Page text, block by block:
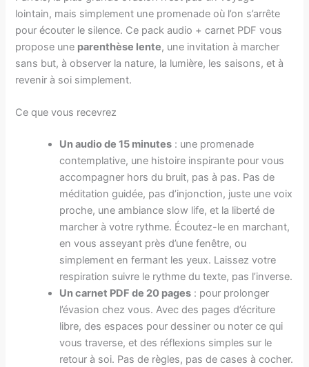
lointain, mais simplement une promenade où l’on s’arrête
pour écouter le silence. Ce pack audio + carnet PDF vous
propose une parenthèse lente, une invitation à marcher
sans but, à observer la nature, la lumière, les saisons, et à
revenir à soi simplement.
Ce que vous recevrez
Un audio de 15 minutes : une promenade
contemplative, une histoire inspirante pour vous
accompagner hors du bruit, pas à pas. Pas de
méditation guidée, pas d’injonction, juste une voix
proche, une ambiance slow life, et la liberté de
marcher à votre rythme. Écoutez-le en marchant,
en vous asseyant près d’une fenêtre, ou
simplement en fermant les yeux. Laissez votre
respiration suivre le rythme du texte, pas l’inverse.
Un carnet PDF de 20 pages : pour prolonger
l’évasion chez vous. Avec des pages d’écriture
libre, des espaces pour dessiner ou noter ce qui
vous traverse, et des réflexions simples sur le
retour à soi. Pas de règles, pas de cases à cocher.